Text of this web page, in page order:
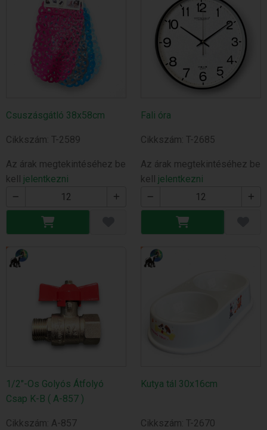
Csuszásgátló 38x58cm
Cikkszám: T-2589
Az árak megtekintéséhez be
kell jelentkezni
Fali óra
Cikkszám: T-2685
Az árak megtekintéséhez be
kell jelentkezni
1/2"-Os Golyós Átfolyó
Csap K-B ( A-857 )
Cikkszám: A-857
Kutya tál 30x16cm
Cikkszám: T-2670